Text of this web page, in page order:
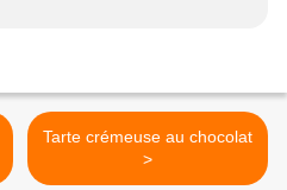
Tarte crémeuse au chocolat
>